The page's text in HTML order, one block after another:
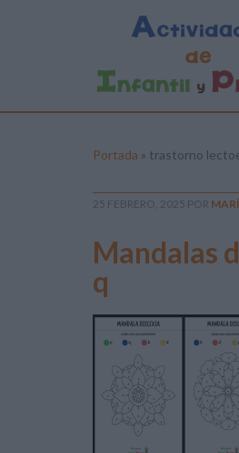
Portada » trastorno
25 FEBRERO, 2025 POR
Mandalas
q